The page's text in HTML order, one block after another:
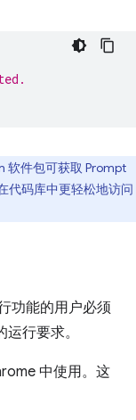
软件包可获取 Prompt
代码库中更轻松地访问
功能的用户必须
行要求。
中使用。这